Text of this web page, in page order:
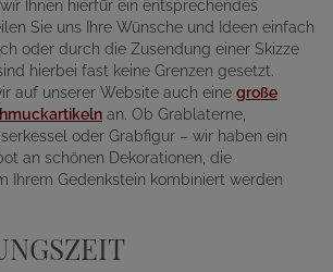
Ihnen hierfür ein entsprechendes
Sie uns Ihre Wünsche und Ideen einfach
oder durch die Zusendung einer Skizze
hierbei fast keine Grenzen gesetzt.
auf unserer Website auch eine große
an. Ob Grablaterne,
oder Grabfigur – wir haben ein
an schönen Dekorationen, die
Ihrem Gedenkstein kombiniert werden